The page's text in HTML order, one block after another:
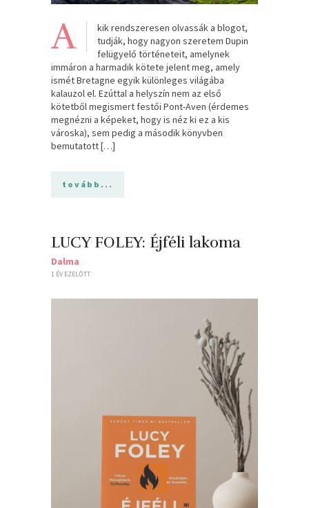
A
kik rendszeresen olvassák a blogot,
tudják, hogy nagyon szeretem Dupin
felügyelő történeteit, amelynek
immáron a harmadik kötete jelent meg, amely
ismét Bretagne egyik különleges világába
kalauzol el. Ezúttal a helyszín nem az első
kötetből megismert festői Pont-Aven (érdemes
megnézni a képeket, hogy is néz ki ez a kis
városka), sem pedig a második könyvben
bemutatott […]
tovább...
LUCY FOLEY: Éjféli ​lakoma
Dalma
1 ÉV EZELŐTT